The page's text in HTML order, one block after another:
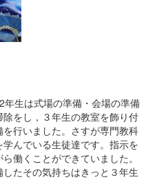
生は式場の準備・会場の準備
をし，３年生の教室を飾り付
行いました。さすが専門教科
んでいる生徒達です。指示を
働くことができていました。
たその気持ちはきっと３年生